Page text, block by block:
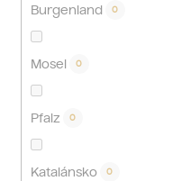
Burgenland 0
Mosel 0
Pfalz 0
Katalánsko 0